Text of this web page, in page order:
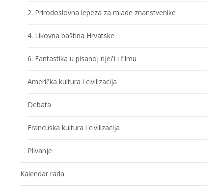
2. Prirodoslovna lepeza za mlade znanstvenike
4. Likovna baština Hrvatske
6. Fantastika u pisanoj riječi i filmu
Američka kultura i civilizacija
Debata
Francuska kultura i civilizacija
Plivanje
Kalendar rada